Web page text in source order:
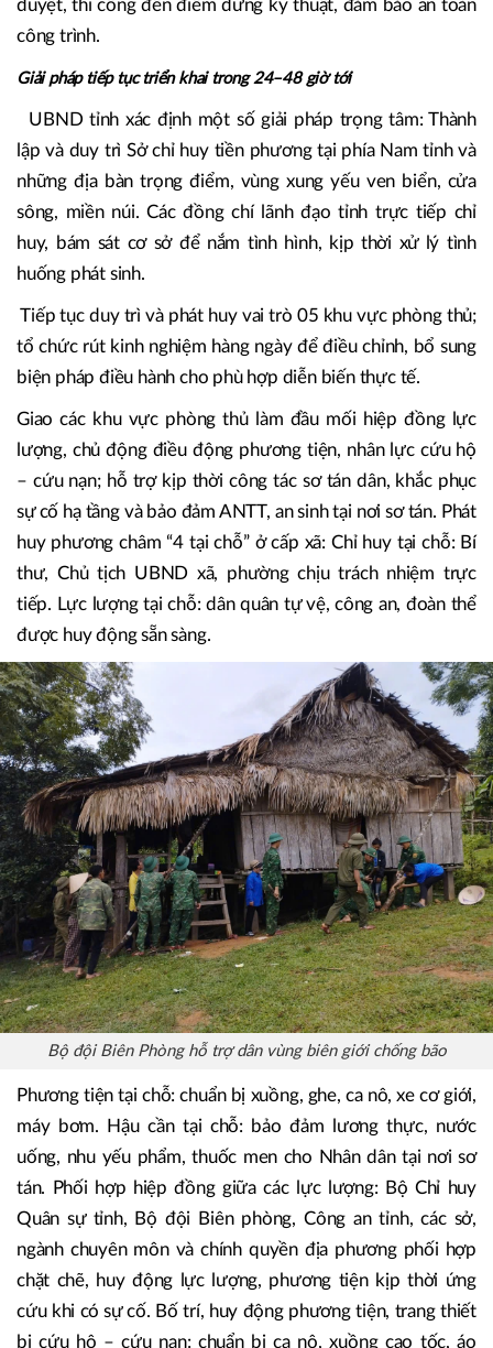
tổng cộng 70 xuất tuyến và nhánh rẽ; chặt tỉa được khoảng
gần 6000 cây cối.
Tỉnh cũng đã chỉ đạo các công trình trọng điểm đang thi
công đảm bảo phương án phòng chống thiên tai đã phê
duyệt, thi công đến điểm dừng kỹ thuật, đảm bảo an toàn
công trình.
UBND tỉnh xác định một số giải pháp trọng tâm: Thành
những địa bàn trọng điểm, vùng xung yếu ven biển, cửa
sông, miền núi. Các đồng chí lãnh đạo tỉnh trực tiếp chỉ
huy, bám sát cơ sở để nắm tình hình, kịp thời xử lý tình
huống phát sinh.
Tiếp tục duy trì và phát huy vai trò 05 khu vực phòng thủ;
tổ chức rút kinh nghiệm hàng ngày để điều chỉnh, bổ sung
biện pháp điều hành cho phù hợp diễn biến thực tế.
Giao các khu vực phòng thủ làm đầu mối hiệp đồng lực
lượng, chủ động điều động phương tiện, nhân lực cứu hộ
– cứu nạn; hỗ trợ kịp thời công tác sơ tán dân, khắc phục
sự cố hạ tầng và bảo đảm ANTT, an sinh tại nơi sơ tán. Phát
huy phương châm “4 tại chỗ” ở cấp xã: Chỉ huy tại chỗ: Bí
thư, Chủ tịch UBND xã, phường chịu trách nhiệm trực
tiếp. Lực lượng tại chỗ: dân quân tự vệ, công an, đoàn thể
được huy động sẵn sàng.
Bộ đội Biên Phòng hỗ trợ dân vùng biên giới chống bão
Phương tiện tại chỗ: chuẩn bị xuồng, ghe, ca nô, xe cơ giới,
máy bơm. Hậu cần tại chỗ: bảo đảm lương thực, nước
uống, nhu yếu phẩm, thuốc men cho Nhân dân tại nơi sơ
tán. Phối hợp hiệp đồng giữa các lực lượng: Bộ Chỉ huy